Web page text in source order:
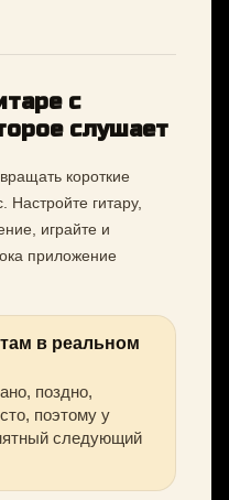
с
слушает
короткие
Настройте гитару,
играйте и
приложение
в реальном
поздно,
поэтому у
следующий